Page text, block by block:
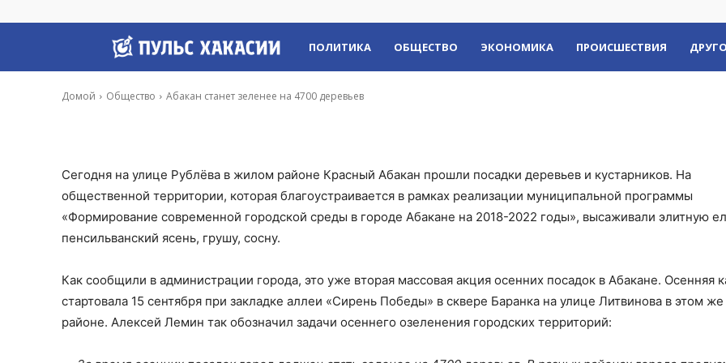
Пульс
Хакасии
ПОЛИТИКА ОБЩЕСТВО ЭКОНОМИКА ПРОИСШЕСТВИЯ
Домой Общество Абакан станет зеленее на 4700 деревьев
Абакан станет зеленее на 4700
Сегодня на улице Рублёва в жилом районе Красный Абакан прошли посадки деревьев и кустарников. На
общественной территории, которая благоустраивается в рамках реализации муниципальной программы
«Формирование современной городской среды в городе Абакане на 2018-2022 годы», высаживали элитную
пенсильванский ясень, грушу, сосну.
Как сообщили в администрации города, это уже вторая массовая акция осенних посадок в Абакане. Осенняя
стартовала 15 сентября при закладке аллеи «Сирень Победы» в сквере Баранка на улице Литвинова в этом
районе. Алексей Лемин так обозначил задачи осеннего озеленения городских территорий: